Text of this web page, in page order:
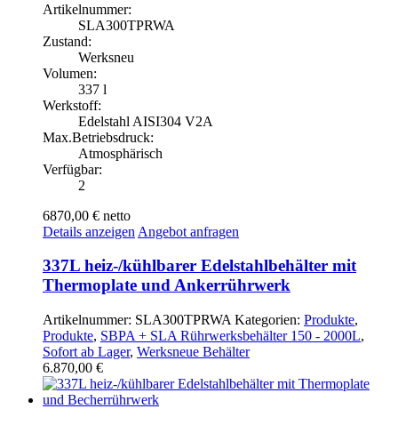
Artikelnummer:
SLA300TPRWA
Zustand:
Werksneu
Volumen:
337 l
Werkstoff:
Edelstahl AISI304 V2A
Max.Betriebsdruck:
Atmosphärisch
Verfügbar:
2
6870,00 € netto
Details anzeigen Angebot anfragen
337L heiz-/kühlbarer Edelstahlbehälter mit
Thermoplate und Ankerrührwerk
Artikelnummer: SLA300TPRWA Kategorien: Produkte,
Produkte, SBPA + SLA Rührwerksbehälter 150 - 2000L,
Sofort ab Lager, Werksneue Behälter
6.870,00 €